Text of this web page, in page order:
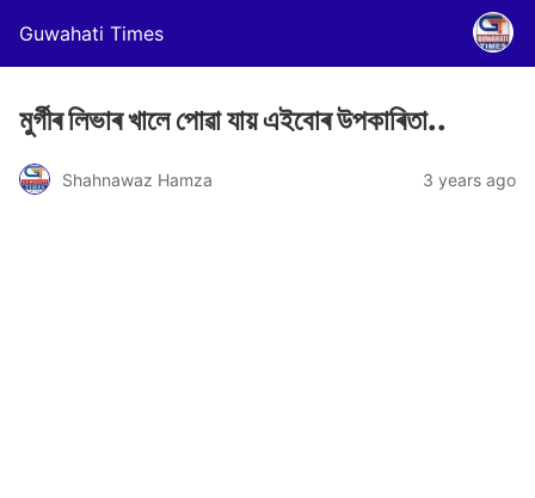
Guwahati Times
মুৰ্গীৰ লিভাৰ খালে পোৱা যায় এইবোৰ উপকাৰিতা..
Shahnawaz Hamza 3 years ago